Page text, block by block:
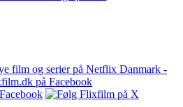
film og serier på Netflix Danmark -
på Facebook